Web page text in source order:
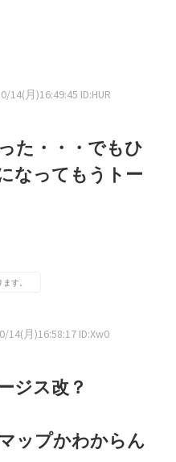
14(月)16:49:45 ID:HUR
た・・・でもひ
なってもうトー
す。
14(月)16:58:17 ID:Xw0
ジス改？
ップかわからん